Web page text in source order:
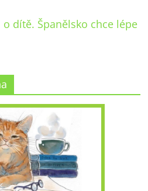
dítě. Španělsko chce lépe